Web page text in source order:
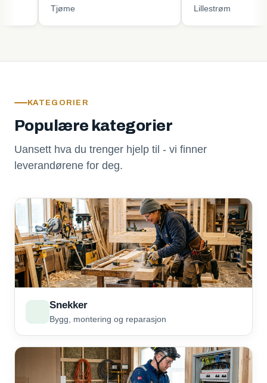
KATEGORIER
Populære kategorier
Uansett hva du trenger hjelp til - vi finner
leverandørene for deg.
Snekker
Bygg, montering og reparasjon